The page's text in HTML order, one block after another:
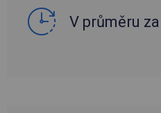
V průměru